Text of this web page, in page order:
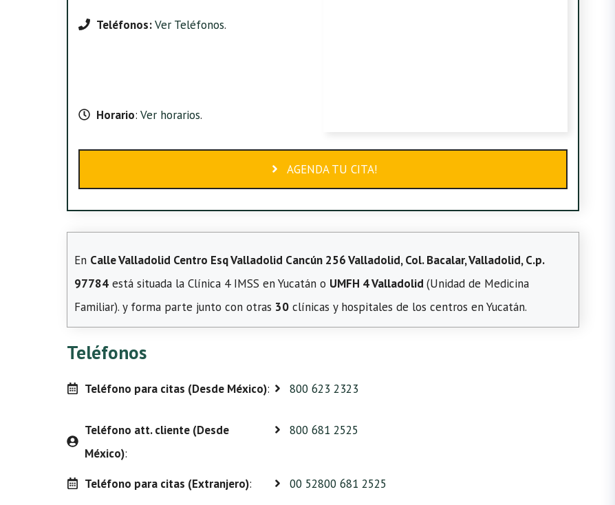
Teléfonos:Ver Teléfonos.
Horario: Ver horarios.
AGENDA TU CITA!
En Calle Valladolid Centro Esq Valladolid Cancún 256 Valladolid, Col. Bacalar, Valladolid, C.p.
97784 está situada la Clínica 4 IMSS en Yucatán o UMFH 4 Valladolid (Unidad de Medicina
Familiar). y forma parte junto con otras 30 clínicas y hospitales de los centros en Yucatán.
Teléfonos
Teléfono para citas (Desde México): 800 623 2323
Teléfono att. cliente (Desde
México):
800 681 2525
Teléfono para citas (Extranjero):
00 52800 681 2525